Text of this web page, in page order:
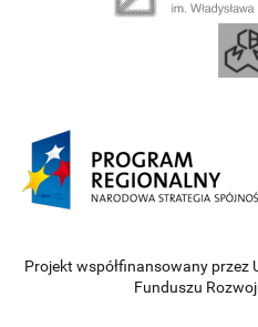
Projekt współfinansowany przez
Funduszu